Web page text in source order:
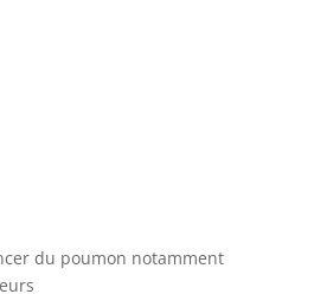
du poumon notamment